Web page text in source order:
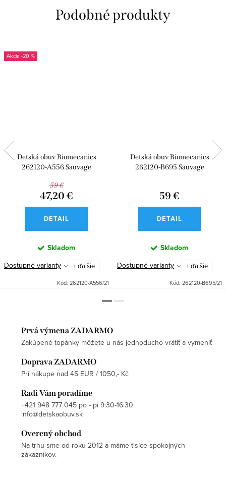
-20 %
Detská obuv Biomecanics
262120-A556 Sauvage
59 €
47,20 €
DETAIL
Skladom
Dostupné varianty + ďalšie
Kód: 262120-A556/21
Detská obuv Biomecanics
262120-B695 Sauvage
59 €
DETAIL
Skladom
Dostupné varianty + ďalšie
Kód: 262120-B695/21
Prvá výmena ZADARMO
Zakúpené topánky môžete u nás jednoducho vrátiť a vymeniť
Doprava ZADARMO
Pri nákupe nad 45 EUR / 1050,- Kč
Radi Vám poradíme
+421 948 777 045 po - pi 9:30-16:30
info@detskaobuv.sk
Overený obchod
Na trhu sme od roku 2012 a máme tisíce spokojných
zákazníkov.